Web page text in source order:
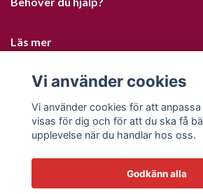
Läs mer
Sociala medier
Vi använder cookies
Vi använder cookies för att
visas för dig och för att du ska få
upplevelse när du handlar hos oss.
Godkänn alla